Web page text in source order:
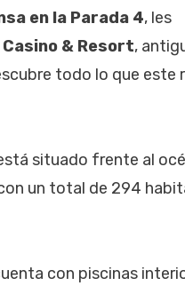
en la Parada 4, les
& Resort,
todo lo que este
situado frente al
un total de 294
con piscinas